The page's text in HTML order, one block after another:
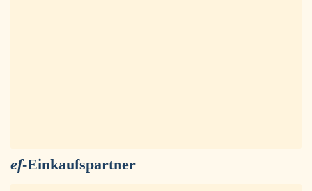
ef-Einkaufspartner